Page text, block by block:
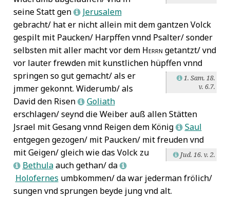
seine Statt gen L Jerusalem
gebracht/ hat er nicht allein mit dem gantzen Volck
gespilt mit Paucken/ Harpffen vnnd Psalter/ sonder
selbsten mit aller macht vor dem Herrn getantzt/ vnd
vor lauter frewden mit kunstlichen hüpffen vnnd
springen
L1. Sam. 18.
v. 6.7.
so gut gemacht/ als er
jmmer gekonnt. Widerumb/ als
David den Risen L Goliath
erschlagen/ seynd die Weiber auß allen Stätten
Jsrael mit Gesang vnnd Reigen dem König L Saul
entgegen gezogen/ mit Paucken/ mit freuden vnd
mit Geigen/
LJud. 16. v. 2.
gleich wie das Volck zu
L Bethulaauch gethan/ da L
Holofernes umbkommen/ da war jederman frölich/
sungen vnd sprungen beyde jung vnd alt.